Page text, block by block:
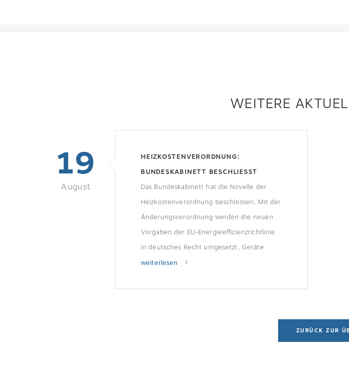
WEITERE
19
August
HEIZKOSTENVERORDNUNG:
BUNDESKABINETT BESCHLIESST N
OVELLE
Das Bundeskabinett hat die Novelle der
Heizkostenverordnung beschlossen. Mit der
Änderungsverordnung werden die neuen
Vorgaben der EU-Energieeffizienzrichtlinie
in deutsches Recht umgesetzt. Geräte
zukünftig fernablesbar Die novellierte EU-
anderem vor, dass neu installierte Zähler
weiterlesen
ZURÜCK ZUR